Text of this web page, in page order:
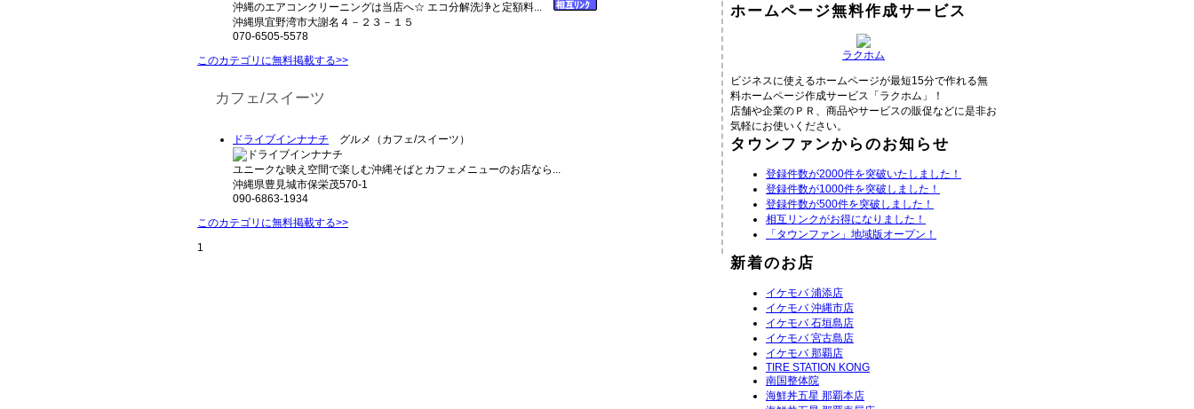
沖縄のエアコンクリーニングは当店へ☆ エコ分解洗浄と定額料...
沖縄県宜野湾市大謝名４－２３－１５
070-6505-5578
このカテゴリに無料掲載する>>
カフェ/スイーツ
ドライブインナナチ グルメ（カフェ/スイーツ）
ユニークな映え空間で楽しむ沖縄そばとカフェメニューのお店なら...
沖縄県豊見城市保栄茂570-1
090-6863-1934
このカテゴリに無料掲載する>>
1
ホームページ無料作成サービス
ラクホム
ビジネスに使えるホームページが最短15分で作れる無
料ホームページ作成サービス「ラクホム」！
店舗や企業のＰＲ、商品やサービスの販促などに是非お
気軽にお使いください。
タウンファンからのお知らせ
登録件数が2000件を突破いたしました！
登録件数が1000件を突破しました！
登録件数が500件を突破しました！
相互リンクがお得になりました！
「タウンファン」地域版オープン！
新着のお店
イケモバ 浦添店
イケモバ 沖縄市店
イケモバ 石垣島店
イケモバ 宮古島店
イケモバ 那覇店
TIRE STATION KONG
南国整体院
海鮮丼五星 那覇本店